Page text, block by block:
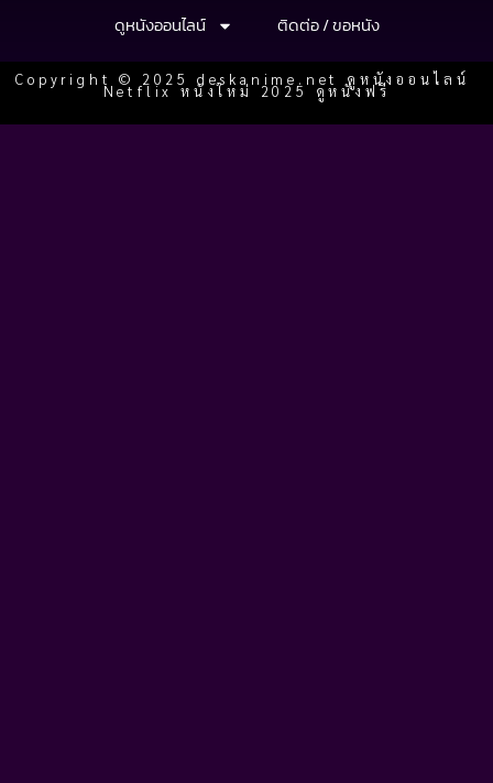
ดูหนังออนไลน์
ติดต่อ / ขอหนัง
Copyright © 2025 deskanime.net ดูหนังออนไลน์
Netflix หนังใหม่ 2025 ดูหนังฟรี